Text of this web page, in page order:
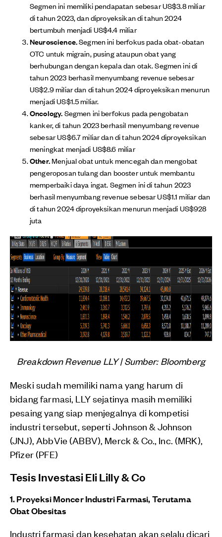
Segmen ini memiliki pendapatan sebesar US$3.8 miliar
di tahun 2023, dan diproyeksikan di tahun 2024
bertumbuh menjadi US$4.4 miliar
Neuroscience.Segmen ini berfokus pada obat-obatan
OTC untuk migrain, pusing ataupun obat yang
berhubungan dengan kepala dan otak. Segmen ini di
tahun 2023 berhasil menyumbang revenue sebesar
US$2.9 miliar dan di tahun 2024 diproyeksikan menurun
menjadi US$1.5 miliar.
Oncology.Segmen ini berfokus pada pengobatan
kanker, di tahun 2023 berhasil menyumbang revenue
sebesar US$6.7 miliar dan di tahun 2024 diproyeksikan
meningkat menjadi US$8.6 miliar
Other.Menjual obat untuk mencegah dan mengobat
pengeroposan tulang dan booster untuk membantu
memperbaiki daya ingat. Segmen ini di tahun 2023
berhasil menyumbang revenue sebesar US$1.1 miliar dan
di tahun 2024 diproyeksikan menurun menjadi US$928
juta
Breakdown Revenue LLY | Sumber: Bloomberg
Meski sudah memiliki nama yang harum di
bidang farmasi, LLY sejatinya masih memiliki
pesaing yang siap menjegalnya di kompetisi
industri tersebut, seperti Johnson & Johnson
(JNJ), AbbVie (ABBV), Merck & Co., Inc. (MRK),
Pfizer (PFE)
Tesis Investasi Eli Lilly & Co
1. Proyeksi Moncer Industri Farmasi, Terutama
Obat Obesitas
Industri farmasi dan kesehatan akan selalu dicari